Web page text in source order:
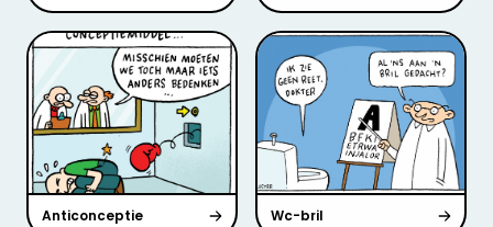
Anticonceptie Wc-bril